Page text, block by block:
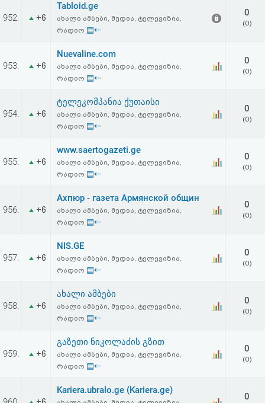
952. +6
Tabloid.ge
ახალი ამბები, მედია, ტელევიზია,
რადიო ▤⇠
0
(0)
953. +6
Nuevaline.com
ახალი ამბები, მედია, ტელევიზია,
რადიო ▤⇠
0
(0)
954. +6
ტელეკომპანია ქუთაისი
ახალი ამბები, მედია, ტელევიზია,
რადიო ▤⇠
0
(0)
955. +6
www.saertogazeti.ge
ახალი ამბები, მედია, ტელევიზია,
რადიო ▤⇠
0
(0)
956. +6
Ахпюр - газета Армянской общин
ახალი ამბები, მედია, ტელევიზია,
რადიო ▤⇠
0
(0)
957. +6
NIS.GE
ახალი ამბები, მედია, ტელევიზია,
რადიო ▤⇠
0
(0)
958. +6
ახალი ამბები
ახალი ამბები, მედია, ტელევიზია,
რადიო ▤⇠
0
(0)
959. +6
გაზეთი ნიკოლაძის გზით
ახალი ამბები, მედია, ტელევიზია,
რადიო ▤⇠
0
(0)
Kariera.ubralo.ge (Kariera.ge)
0